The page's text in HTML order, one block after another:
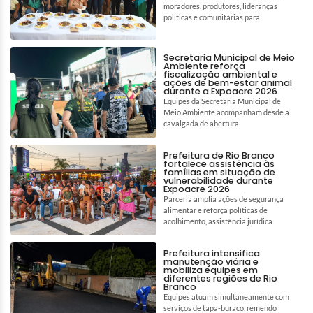
moradores, produtores, lideranças
políticas e comunitárias para
Secretaria Municipal de Meio
Ambiente reforça
fiscalização ambiental e
ações de bem-estar animal
durante a Expoacre 2026
Equipes da Secretaria Municipal de
Meio Ambiente acompanham desde a
cavalgada de abertura
Prefeitura de Rio Branco
fortalece assistência às
famílias em situação de
vulnerabilidade durante
Expoacre 2026
Parceria amplia ações de segurança
alimentar e reforça políticas de
acolhimento, assistência jurídica
Prefeitura intensifica
manutenção viária e
mobiliza equipes em
diferentes regiões de Rio
Branco
Equipes atuam simultaneamente com
serviços de tapa-buraco, remendo